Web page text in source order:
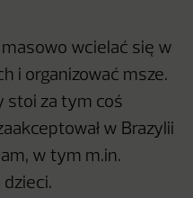
masowo wcielać się w
i organizować msze.
stoi za tym coś
w Brazylii
w tym m.in.
dzieci.